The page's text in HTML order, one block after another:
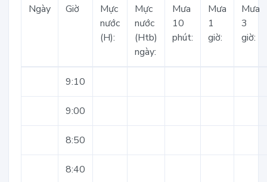
Ngày Giờ
Mực
nước
(H):
Mực
nước
(Htb)
ngày:
Mưa
10
phút:
Mưa
1
giờ:
Mưa
3
giờ:
9:10
9:00
8:50
8:40